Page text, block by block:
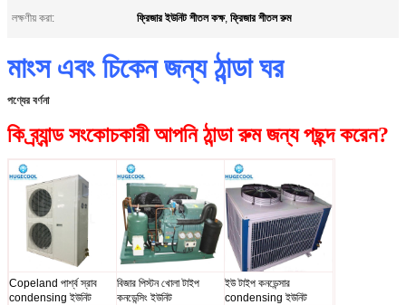
লক্ষণীয় করা:
ফ্রিজার ইউনিট শীতল কক্ষ, ফ্রিজার শীতল রুম
মাংস এবং চিকেন জন্য ঠান্ডা ঘর
পণ্যের বর্ণনা
কি ব্র্যান্ড সংকোচকারী আপনি ঠান্ডা রুম জন্য পছন্দ করেন?
Copeland পার্শ্ব স্রাব
condensing ইউনিট
বিজার পিস্টন খোলা টাইপ
কনডেন্সিং ইউনিট
ইউ টাইপ কনডেন্সার
condensing ইউনিট